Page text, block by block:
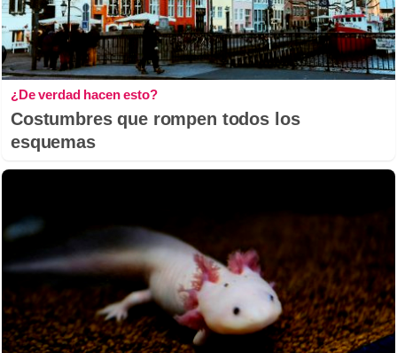
¿De verdad hacen esto?
Costumbres que rompen todos los
esquemas